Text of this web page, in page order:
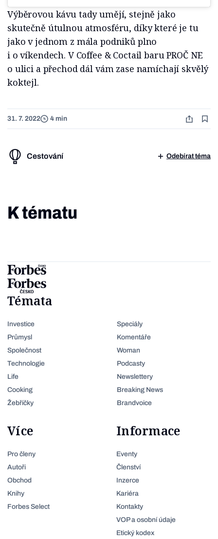
Výběrovou kávu tady umějí, stejně jako
skutečně útulnou atmosféru, díky které je tu
jako v jednom z mála podniků plno
i o víkendech. V Coffee & Coctail baru PROČ NE
o ulici a přechod dál vám zase namíchají skvělý
koktejl.
31. 7. 2022 4 min
Cestování Odebírat téma
K tématu
Témata
Investice
Průmysl
Společnost
Technologie
Life
Cooking
Žebříčky
Speciály
Komentáře
Woman
Podcasty
Newslettery
Breaking News
Brandvoice
Více
Pro členy
Autoři
Obchod
Knihy
Forbes Select
Informace
Eventy
Členství
Inzerce
Kariéra
Kontakty
VOP a osobní údaje
Etický kodex